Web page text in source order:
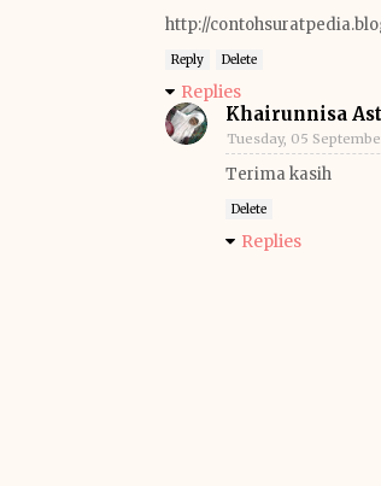
http://
Reply Delete
Replies
Khairunnisa Ast
Tuesday, 05
Terima kasih
Delete
Replies